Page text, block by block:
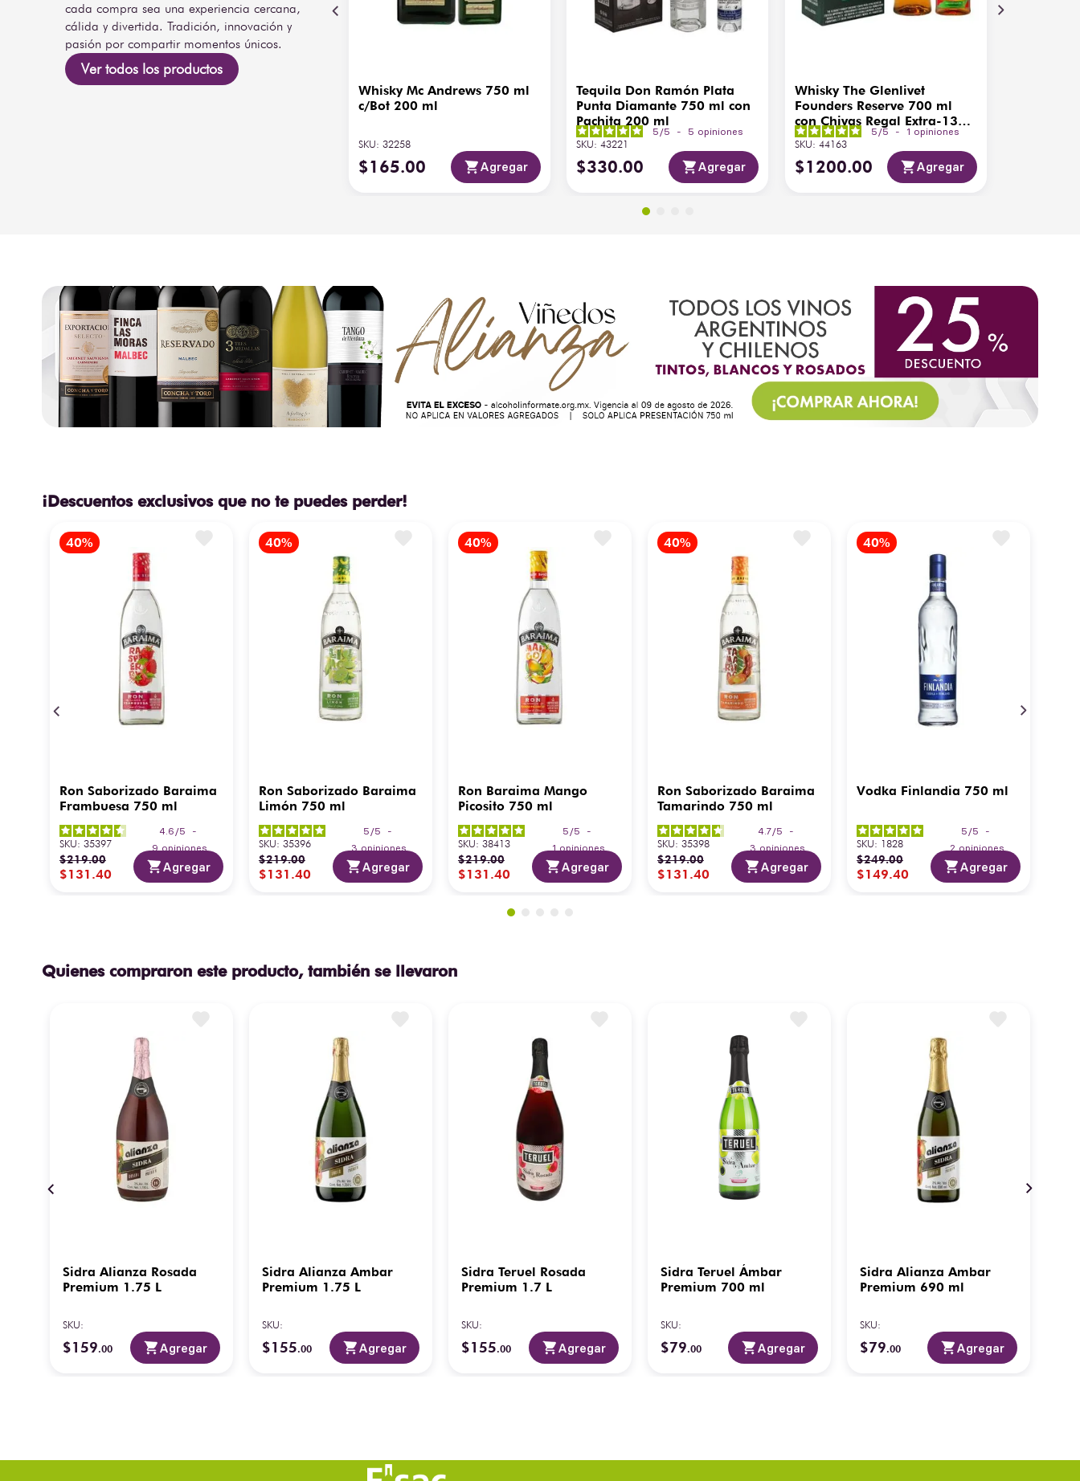
cada compra sea una experiencia cercana,
cálida y divertida. Tradición, innovación y
pasión por compartir momentos únicos.
Ver todos los productos
Whisky Mc Andrews 750 ml
c/Bot 200 ml
SKU: 32258
$165.00 Agregar
Tequila Don Ramón Plata
Punta Diamante 750 ml con
Pachita 200 ml
5 /5 - 5 opiniones
SKU:43221
$330.00 Agregar
Whisky The Glenlivet
Founders Reserve 700 ml
con Chivas Regal Extra-13
200ml
5 /5 - 1 opiniones
SKU:44163
$1200.00 Agregar
¡Descuentos exclusivos que no te puedes perder!
Ron Saborizado Baraima
Frambuesa 750 ml
4.6 /5
-
9 opiniones
SKU: 35397
$219.00
$131 .40 Agregar
Ron Saborizado Baraima
Limón 750 ml
5 /5
-
3 opiniones
SKU: 35396
$219.00
$131 .40 Agregar
Ron Baraima Mango
Picosito 750 ml
5 /5
-
1 opiniones
SKU: 38413
$219.00
$131 .40 Agregar
Ron Saborizado Baraima
Tamarindo 750 ml
4.7/5
-
3 opiniones
SKU: 35398
$219.00
$131 .40 Agregar
Vodka Finlandia 750 ml
5 /5
-
2 opiniones
SKU: 1828
$249.00
$149.40 Agregar
Quienes compraron este producto, también se llevaron
Sidra Alianza Rosada
Premium 1.75 L
SKU:
$159.00 Agregar
Sidra Alianza Ambar
Premium 1.75 L
SKU:
$155.00 Agregar
Sidra Teruel Rosada
Premium 1.7 L
SKU:
$155.00 Agregar
Sidra Teruel Ámbar
Premium 700 ml
SKU:
$79.00 Agregar
Sidra Alianza Ambar
Premium 690 ml
SKU:
$79.00 Agregar